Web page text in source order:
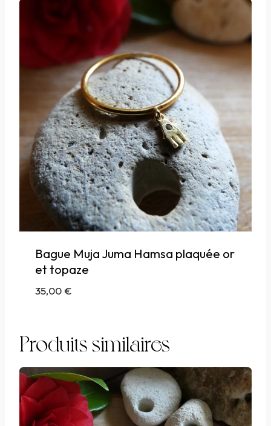
Bague Muja Juma Hamsa plaquée or
et topaze
35,00€
Produits similaires